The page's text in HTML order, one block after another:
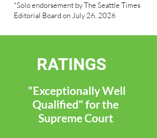
*Solo endorsement by The Seattle Times
Editorial Board on July 26, 2026
"Exceptionally Well
Qualified" for the
Supreme Court
RATINGS